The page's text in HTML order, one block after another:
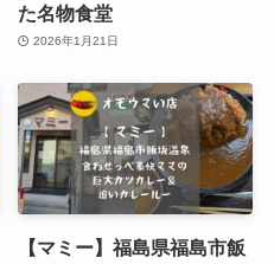
た名物食堂
2026年1月21日
【マミー】福島県福島市飯